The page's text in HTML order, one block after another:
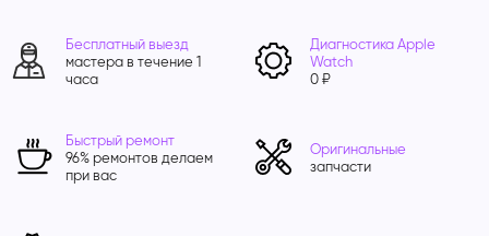
Бесплатный выезд
мастера в течение 1
часа
Диагностика Apple
Watch
0 ₽
Быстрый ремонт
96% ремонтов делаем
при вас
Оригинальные
запчасти